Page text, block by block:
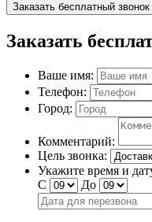
Заказать бесплатный звонок
Заказать
Ваше имя:
Телефон:
Город:
Комментарий:
Цель звонка:
Укажите время и
С
До